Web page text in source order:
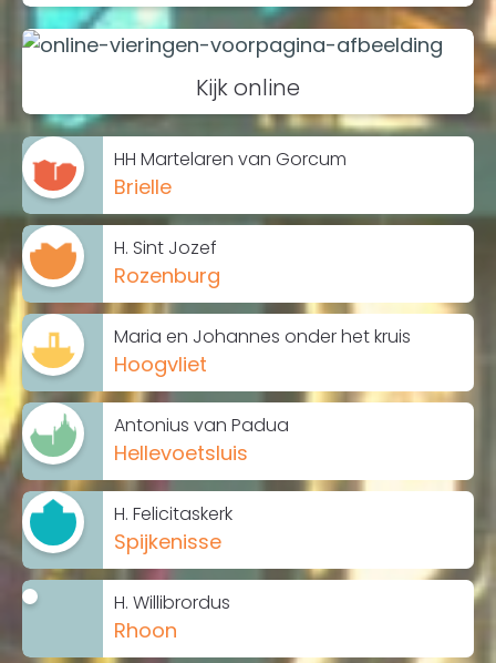
Kijk online
HH Martelaren van Gorcum
Brielle
H. Sint Jozef
Rozenburg
Maria en Johannes onder het kruis
Hoogvliet
Antonius van Padua
Hellevoetsluis
H. Felicitaskerk
Spijkenisse
H. Willibrordus
Rhoon